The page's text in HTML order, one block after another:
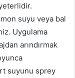
suyu veya bal
Uygulama
arındırmak
suyunu sprey